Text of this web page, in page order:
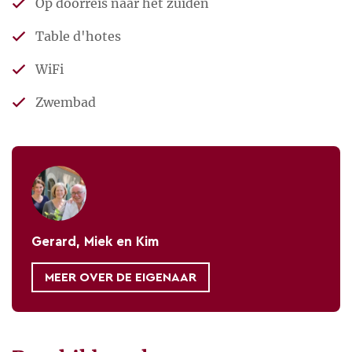
Rust en ruimte
Oh, le château! heeft een gecultiveerde
tuin grenzend aan weilanden met wilde bloemen.
schommels die je naar de hemel zwieren en
eigentijdse beeldhouwwerken die je blik sturen over
het glooiende landschap. Platanen geven het huis
terras met zijn antieke zonneluifel. Overal zijn
zitjes, in de zon of in de schaduw, om te genieten
Table d'hotes
WiFi
Zwembad
Gerard, Miek en Kim
MEER OVER DE EIGENAAR